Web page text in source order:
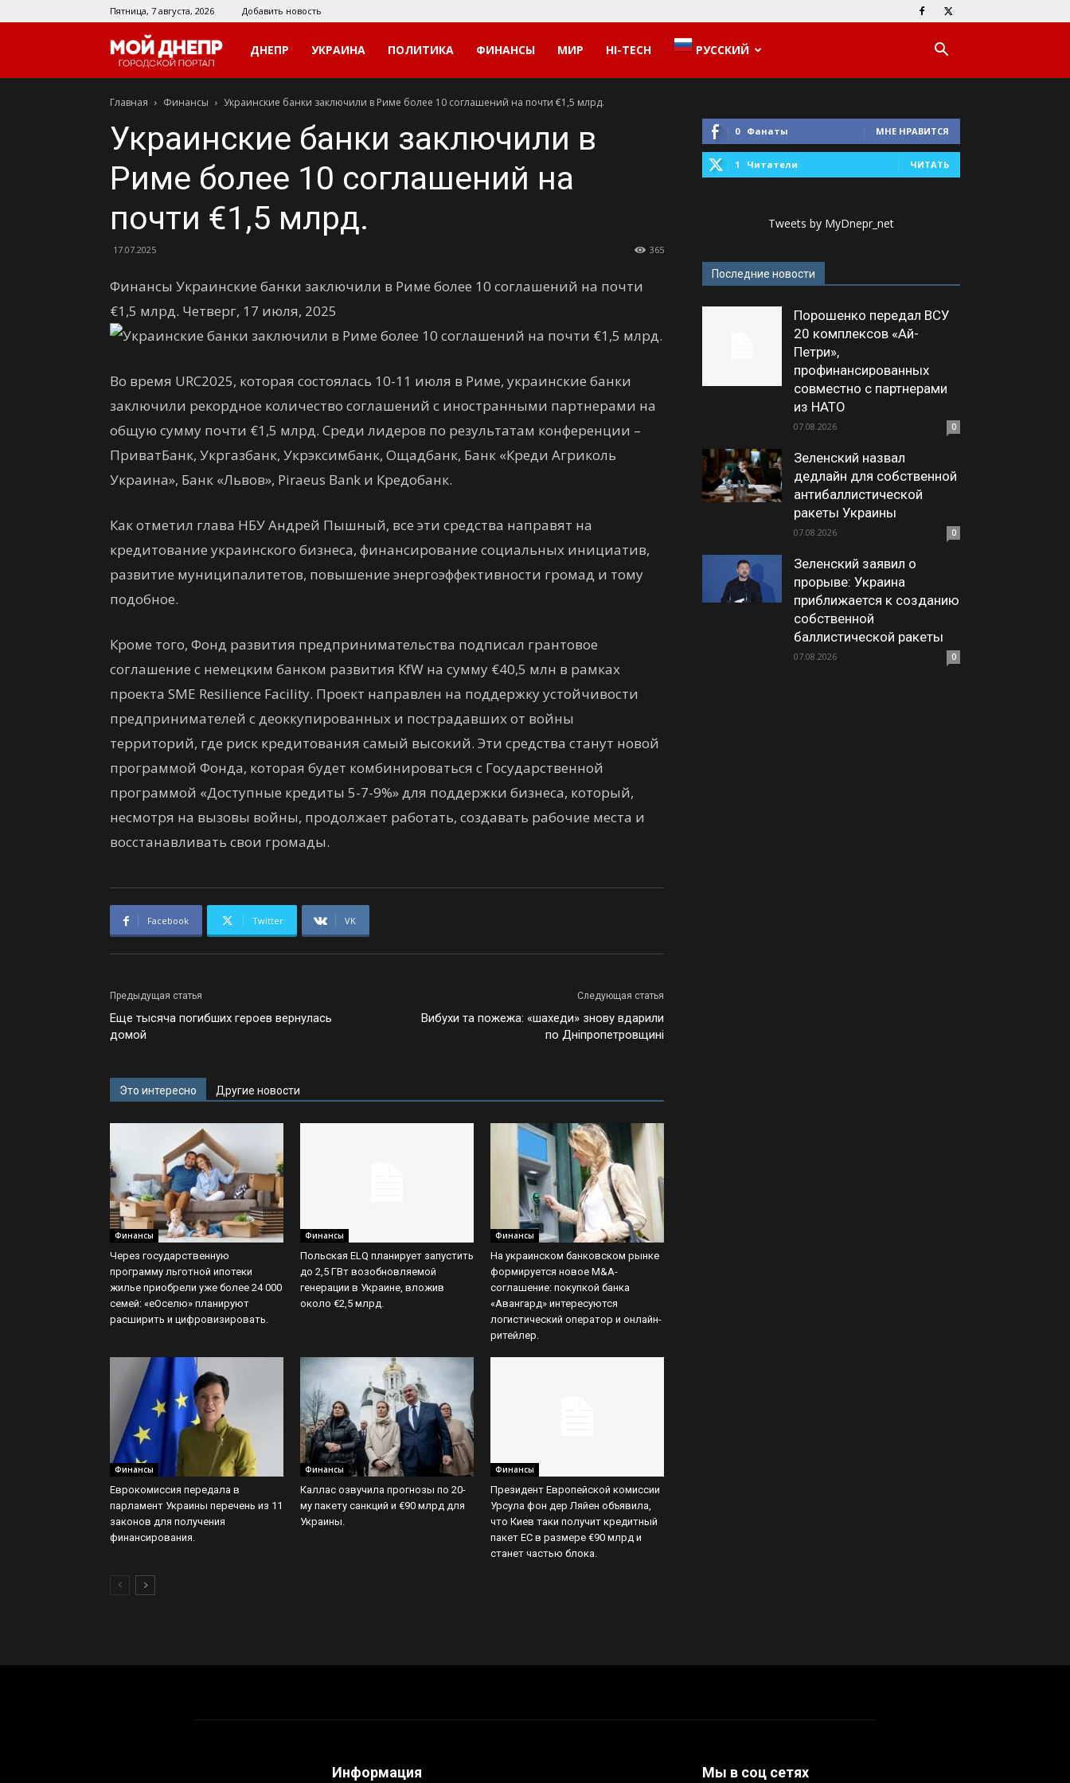
Пятница, 7 августа, 2026 Добавить новость
Мой
Днепр
ДНЕПР УКРАИНА ПОЛИТИКА ФИНАНСЫ МИР HI-TECH РУССКИЙ
Главная Финансы Украинские банки заключили в Риме более 10 соглашений на почти €1,5 млрд.
Украинские банки заключили в
Риме более 10 соглашений на
почти €1,5 млрд.
17.07.2025 365
Финансы Украинские банки заключили в Риме более 10 соглашений на почти
€1,5 млрд. Четверг, 17 июля, 2025
Во время URC2025, которая состоялась 10-11 июля в Риме, украинские банки
заключили рекордное количество соглашений с иностранными партнерами на
общую сумму почти €1,5 млрд. Среди лидеров по результатам конференции –
ПриватБанк, Укргазбанк, Укрэксимбанк, Ощадбанк, Банк «Креди Агриколь
Украина», Банк «Львов», Piraeus Bank и Кредобанк.
Как отметил глава НБУ Андрей Пышный, все эти средства направят на
кредитование украинского бизнеса, финансирование социальных инициатив,
развитие муниципалитетов, повышение энергоэффективности громад и тому
подобное.
Кроме того, Фонд развития предпринимательства подписал грантовое
соглашение с немецким банком развития KfW на сумму €40,5 млн в рамках
проекта SME Resilience Facility. Проект направлен на поддержку устойчивости
предпринимателей с деоккупированных и пострадавших от войны
территорий, где риск кредитования самый высокий. Эти средства станут новой
программой Фонда, которая будет комбинироваться с Государственной
программой «Доступные кредиты 5-7-9%» для поддержки бизнеса, который,
несмотря на вызовы войны, продолжает работать, создавать рабочие места и
восстанавливать свои громады.
Facebook Twitter VK
Предыдущая статья
Еще тысяча погибших героев вернулась
домой
Следующая статья
Вибухи та пожежа: «шахеди» знову вдарили
по Дніпропетровщині
Это интересно Другие новости
Финансы
Через государственную
программу льготной ипотеки
жилье приобрели уже более 24 000
семей: «еОселю» планируют
расширить и цифровизировать.
Финансы
Польская ELQ планирует запустить
до 2,5 ГВт возобновляемой
генерации в Украине, вложив
около €2,5 млрд.
Финансы
На украинском банковском рынке
формируется новое M&A-
соглашение: покупкой банка
«Авангард» интересуются
логистический оператор и онлайн-
ритейлер.
Финансы
Еврокомиссия передала в
парламент Украины перечень из 11
законов для получения
финансирования.
Финансы
Каллас озвучила прогнозы по 20-
му пакету санкций и €90 млрд для
Украины.
Финансы
Президент Европейской комиссии
Урсула фон дер Ляйен объявила,
что Киев таки получит кредитный
пакет ЕС в размере €90 млрд и
станет частью блока.
0 Фанаты МНЕ НРАВИТСЯ
1 Читатели ЧИТАТЬ
Tweets by MyDnepr_net
Последние новости
Порошенко передал ВСУ
20 комплексов «Ай-
Петри»,
профинансированных
совместно с партнерами
из НАТО
07.08.2026 0
Зеленский назвал
дедлайн для собственной
антибаллистической
ракеты Украины
07.08.2026 0
Зеленский заявил о
прорыве: Украина
приближается к созданию
собственной
баллистической ракеты
07.08.2026 0
Информация Мы в соц сетях